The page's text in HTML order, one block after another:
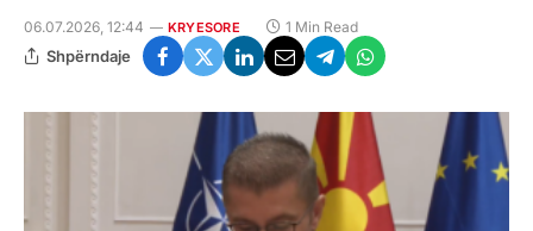
06.07.2026, 12:44 KRYESORE 1 Min Read
Shpërndaje